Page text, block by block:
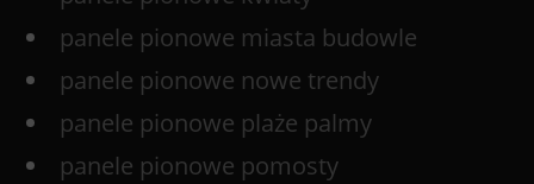
panele pionowe miasta budowle
panele pionowe nowe trendy
panele pionowe plaże palmy
panele pionowe pomosty